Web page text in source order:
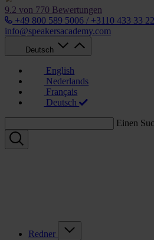
9.2 von 770 Bewertungen
+49 800 589 5006 / +3110 433 33 22
info@speakersacademy.com
Deutsch
English
Nederlands
Français
Deutsch
Einen
Redner